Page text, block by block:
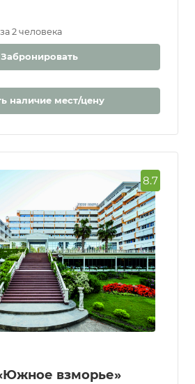
2 человека
Забронировать
наличие мест/цену
8.7
взморье»